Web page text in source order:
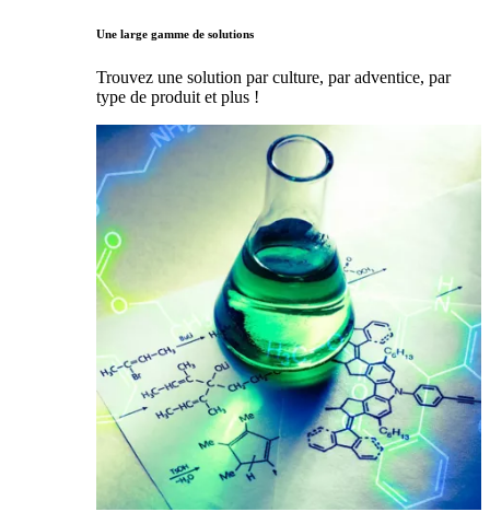
Une large gamme de solutions
Trouvez une solution par culture, par adventice, par
type de produit et plus !